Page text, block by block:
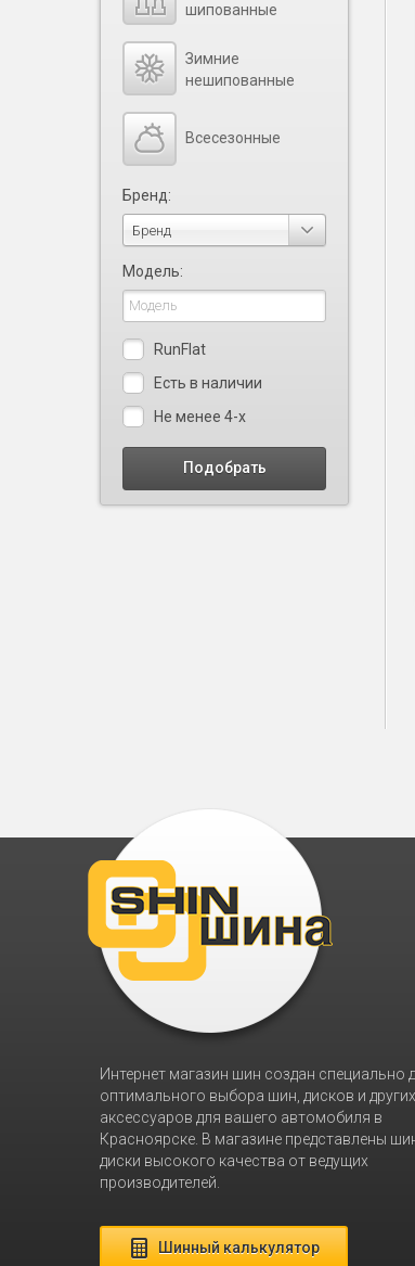
шипованные
Зимние
нешипованные
Всесезонные
Бренд:
Бренд
Модель:
RunFlat
Есть в наличии
Не менее 4-х
Интернет магазин шин создан специально
оптимального выбора шин, дисков и других
аксессуаров для вашего автомобиля в
Красноярске. В магазине представлены
диски высокого качества от ведущих
производителей.
Шинный калькулятор